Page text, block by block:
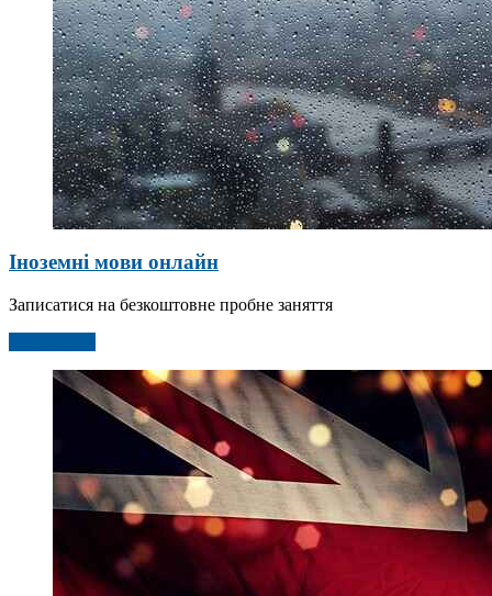
Іноземні мови онлайн
Записатися на безкоштовне пробне заняття